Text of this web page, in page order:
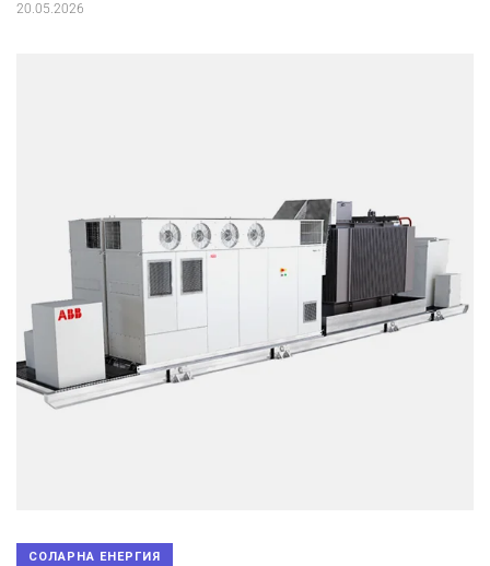
20.05.2026
СОЛАРНА ЕНЕРГИЯ